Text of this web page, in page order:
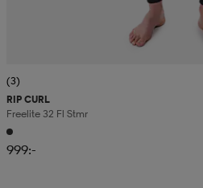
(3)
RIP CURL
Freelite 32 Fl Stmr
999:-